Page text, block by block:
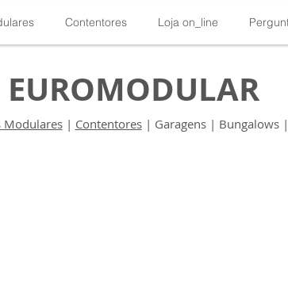
Contentores Loja on_line
EUROMODULAR
Modulares| Contentores| Garagens | Bungalows |